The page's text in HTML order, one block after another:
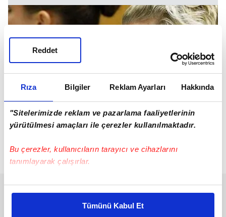
Rıza Bilgiler Reklam Ayarları Hakkında
"Sitelerimizde reklam ve pazarlama faaliyetlerinin
yürütülmesi amaçları ile çerezler kullanılmaktadır.
Bu çerezler, kullanıcıların tarayıcı ve cihazlarını
tanımlayarak çalışırlar.
Bu çerezlere izin vermeniz halinde sizlere özel
daha iyi reklam deneyimi yaşatabiliriz. Bunu yaparken
Tümünü Kabul Et
Reddet